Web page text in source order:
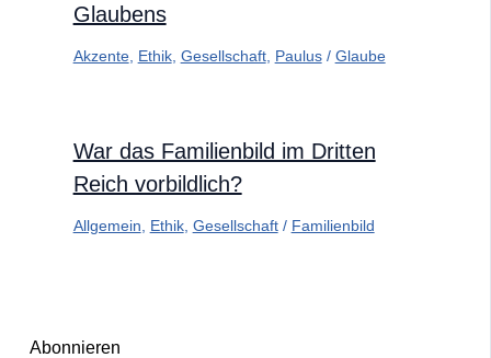
Glaubens
Akzente, Ethik, Gesellschaft, Paulus/ Glaube
War das Familienbild im Dritten
Reich vorbildlich?
Allgemein Ethik, Gesellschaft/ Familienbild
Abonnieren